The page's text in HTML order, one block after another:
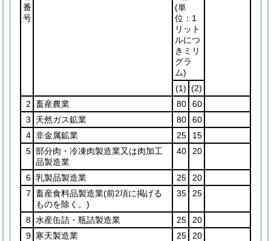
番
号
(単
位：1
リット
ルにつ
きミリ
グラ
ム)
(1) (2)
2 畜産農業 80
60
3
天然ガス鉱業 80
60
4 非金属鉱業 25
15
5 部分肉・冷凍肉製造業又は肉加工
品製造業
40 20
6 乳製品製造業 25
20
7 畜産食料品製造業(前2項に掲げる
ものを除く。)
35 25
8 水産缶詰・瓶詰製造業 25
20
9 寒天製造業 25
20